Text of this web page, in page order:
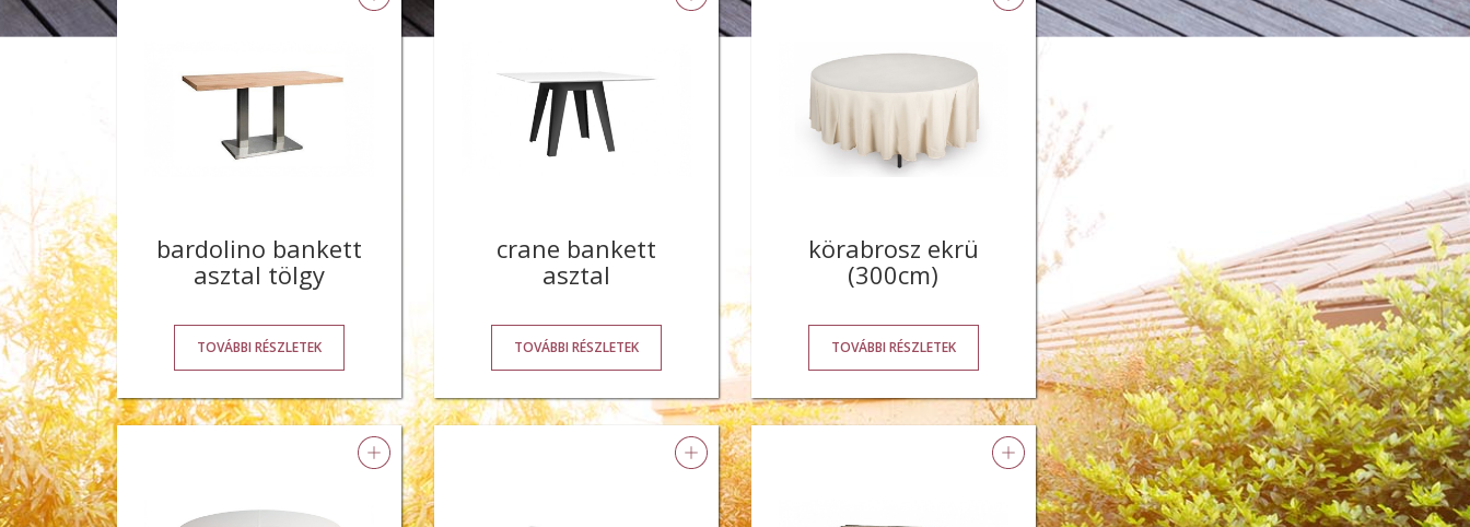
bardolino bankett
asztal tölgy
TOVÁBBI RÉSZLETEK
crane bankett
asztal
TOVÁBBI RÉSZLETEK
körabrosz ekrü
(300cm)
TOVÁBBI RÉSZLETEK